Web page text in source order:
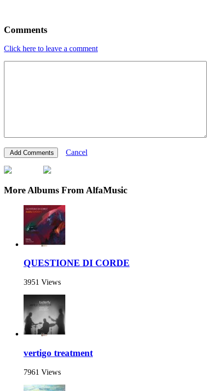
Comments
Click here to leave a comment
Cancel
More Albums From AlfaMusic
QUESTIONE DI CORDE
3951 Views
vertigo treatment
7961 Views